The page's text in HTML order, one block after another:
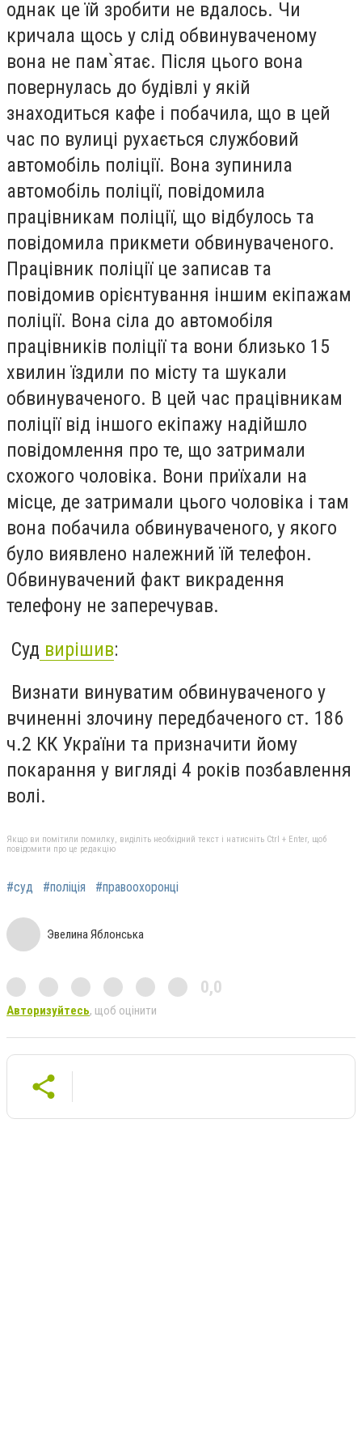
однак це їй зробити не вдалось. Чи
кричала щось у слід обвинуваченому
вона не пам`ятає. Після цього вона
повернулась до будівлі у якій
знаходиться кафе і побачила, що в цей
час по вулиці рухається службовий
автомобіль поліції. Вона зупинила
автомобіль поліції, повідомила
працівникам поліції, що відбулось та
повідомила прикмети обвинуваченого.
Працівник поліції це записав та
повідомив орієнтування іншим екіпажам
поліції. Вона сіла до автомобіля
працівників поліції та вони близько 15
хвилин їздили по місту та шукали
обвинуваченого. В цей час працівникам
поліції від іншого екіпажу надійшло
повідомлення про те, що затримали
схожого чоловіка. Вони приїхали на
місце, де затримали цього чоловіка і там
вона побачила обвинуваченого, у якого
було виявлено належний їй телефон.
Обвинувачений факт викрадення
телефону не заперечував.
Суд вирішив:
Визнати винуватим обвинуваченого у
вчиненні злочину передбаченого ст. 186
ч.2 КК України та призначити йому
покарання у вигляді 4 років позбавлення
волі.
Якщо ви помітили помилку, виділіть необхідний текст і натисніть Ctrl + Enter, щоб
повідомити про це редакцію
#суд #поліція #правоохоронці
Эвелина Яблонська
0,0
Авторизуйтесь, щоб оцінити